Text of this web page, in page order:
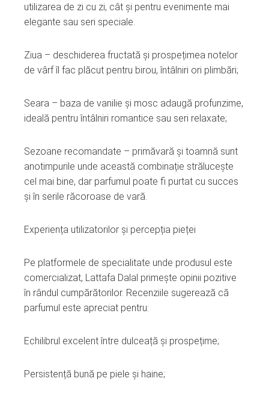
utilizarea de zi cu zi, cât și pentru evenimente mai
elegante sau seri speciale.
Ziua – deschiderea fructată și prospețimea notelor
de vârf îl fac plăcut pentru birou, întâlniri ori plimbări;
Seara – baza de vanilie și mosc adaugă profunzime,
ideală pentru întâlniri romantice sau seri relaxate;
Sezoane recomandate – primăvară și toamnă sunt
anotimpurile unde această combinație strălucește
cel mai bine, dar parfumul poate fi purtat cu succes
și în serile răcoroase de vară.
Experiența utilizatorilor și percepția pieței
Pe platformele de specialitate unde produsul este
comercializat, Lattafa Dalal primește opinii pozitive
în rândul cumpărătorilor. Recenziile sugerează că
parfumul este apreciat pentru:
Echilibrul excelent între dulceață și prospețime;
Persistență bună pe piele și haine;